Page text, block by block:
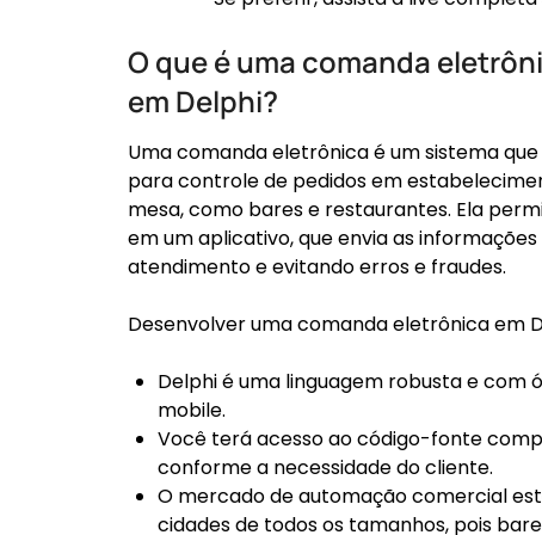
O que é uma comanda
em Delphi?
Uma comanda eletrônica é um sistema
para controle de pedidos em
mesa, como bares e restaurantes. Ela
em um aplicativo, que envia as
atendimento e evitando erros e fraudes.
Desenvolver uma comanda eletrônica em
Delphi é uma linguagem robusta e
mobile.
Você terá acesso ao código-fonte
conforme a necessidade do cliente.
O mercado de automação comercial
cidades de todos os tamanhos, pois